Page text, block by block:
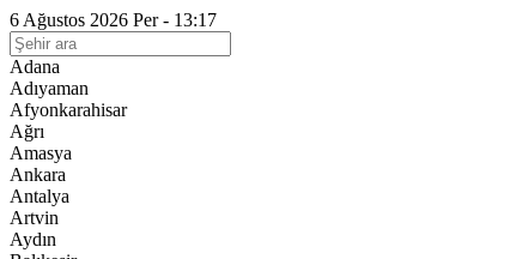
6 Ağustos 2026 Per - 13:17
Adana
Adıyaman
Afyonkarahisar
Ağrı
Amasya
Ankara
Antalya
Artvin
Aydın